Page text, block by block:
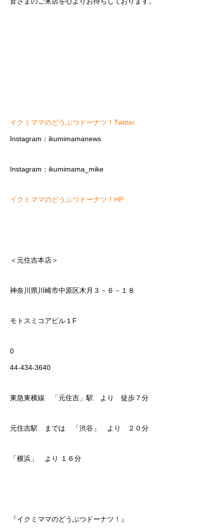
イクミママのどうぶつドーナツ！Twitter
Instagram：ikumimamanews
Instagram：ikumimama_mike
イクミママのどうぶつドーナツ！HP
＜元住吉本店＞
神奈川県川崎市中原区木月３－６－１８
モトスミコアビル１F
0
44-434-3640
東急東横線 「元住吉」駅 より 徒歩７分
元住吉駅 までは 「渋谷」 より ２０分
「横浜」 より １６分
『イクミママのどうぶつドーナツ！』